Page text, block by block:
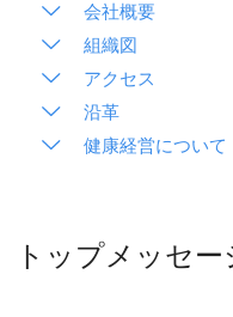
Web座談会
トのしくみと体制
会社概要
組織図
アクセス
沿革
健康経営について
トップメッセー